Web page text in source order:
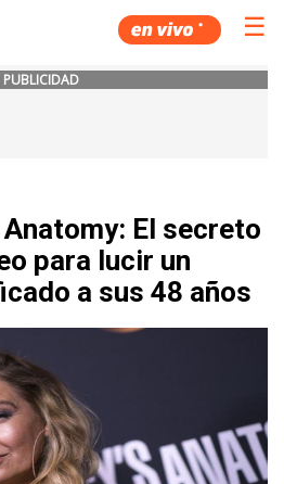
☰
PUBLICIDAD
Anatomy: El secreto
para lucir un
a sus 48 años